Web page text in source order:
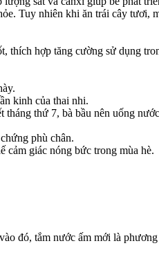
Tuy nhiên khi ăn trái cây tươi,
thích hợp tăng cường sử dụng
kinh của thai nhi.
thứ 7, bà bầu nên uống
phù chân.
cảm giác nóng bức trong mùa hè.
đó, tắm nước ấm mới là phương